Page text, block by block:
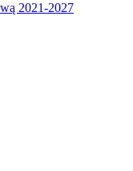
2021-2027